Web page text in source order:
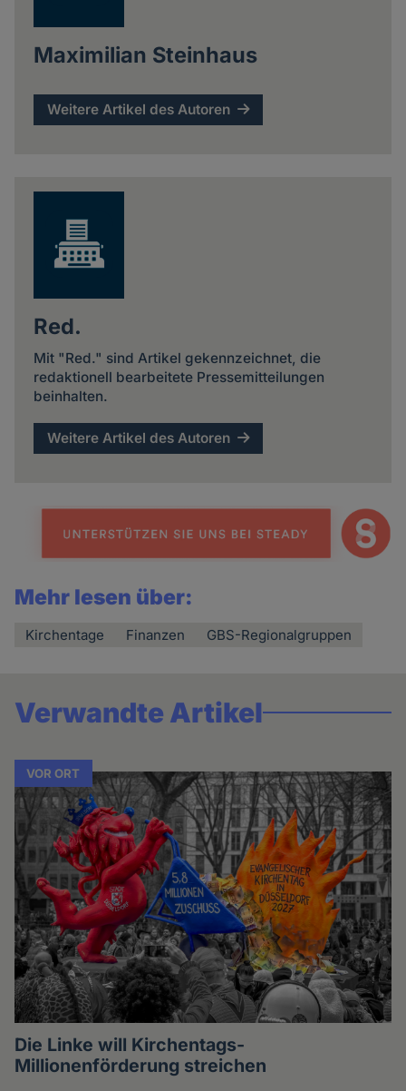
Maximilian Steinhaus
Weitere Artikel des Autoren
Red.
Mit "Red." sind Artikel gekennzeichnet, die
redaktionell bearbeitete Pressemitteilungen
beinhalten.
Weitere Artikel des Autoren
Mehr lesen über:
Kirchentage Finanzen GBS-Regionalgruppen
Verwandte Artikel
VOR ORT
Die Linke will Kirchentags-
Millionenförderung streichen